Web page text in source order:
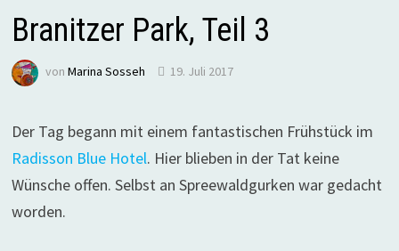
Branitzer Park, Teil 3
von Marina Sosseh 19. Juli 2017
Der Tag begann mit einem fantastischen Frühstück im
Radisson Blue Hotel. Hier blieben in der Tat keine
Wünsche offen. Selbst an Spreewaldgurken war gedacht
worden.